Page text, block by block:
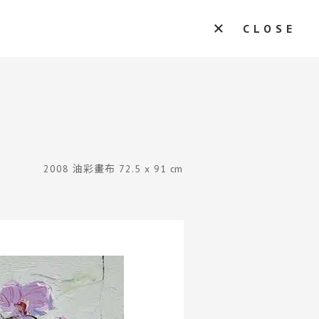
CLOSE
2008 油彩畫布 72.5 x 91 cm